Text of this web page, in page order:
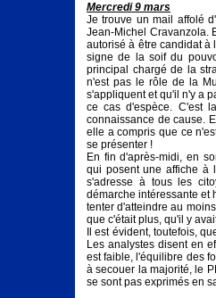
Mercredi 9 mars
Je trouve un mail affolé
Jean-Michel Cravanzola.
autorisé à être candidat à
signe de la soif du
principal chargé de la
n'est pas le rôle de la
s'appliquent et qu'il n'y a
ce cas d'espèce. C'est
connaissance de cause.
elle a compris que ce
se présenter !
En fin d'après-midi, en
qui posent une affiche à
s'adresse à tous les
démarche intéressante et
tenter d'atteindre au
que c'était plus, qu'il y
Il est évident, toutefois,
Les analystes disent en
est faible, l'équilibre des
à secouer la majorité, le
se sont pas exprimés en